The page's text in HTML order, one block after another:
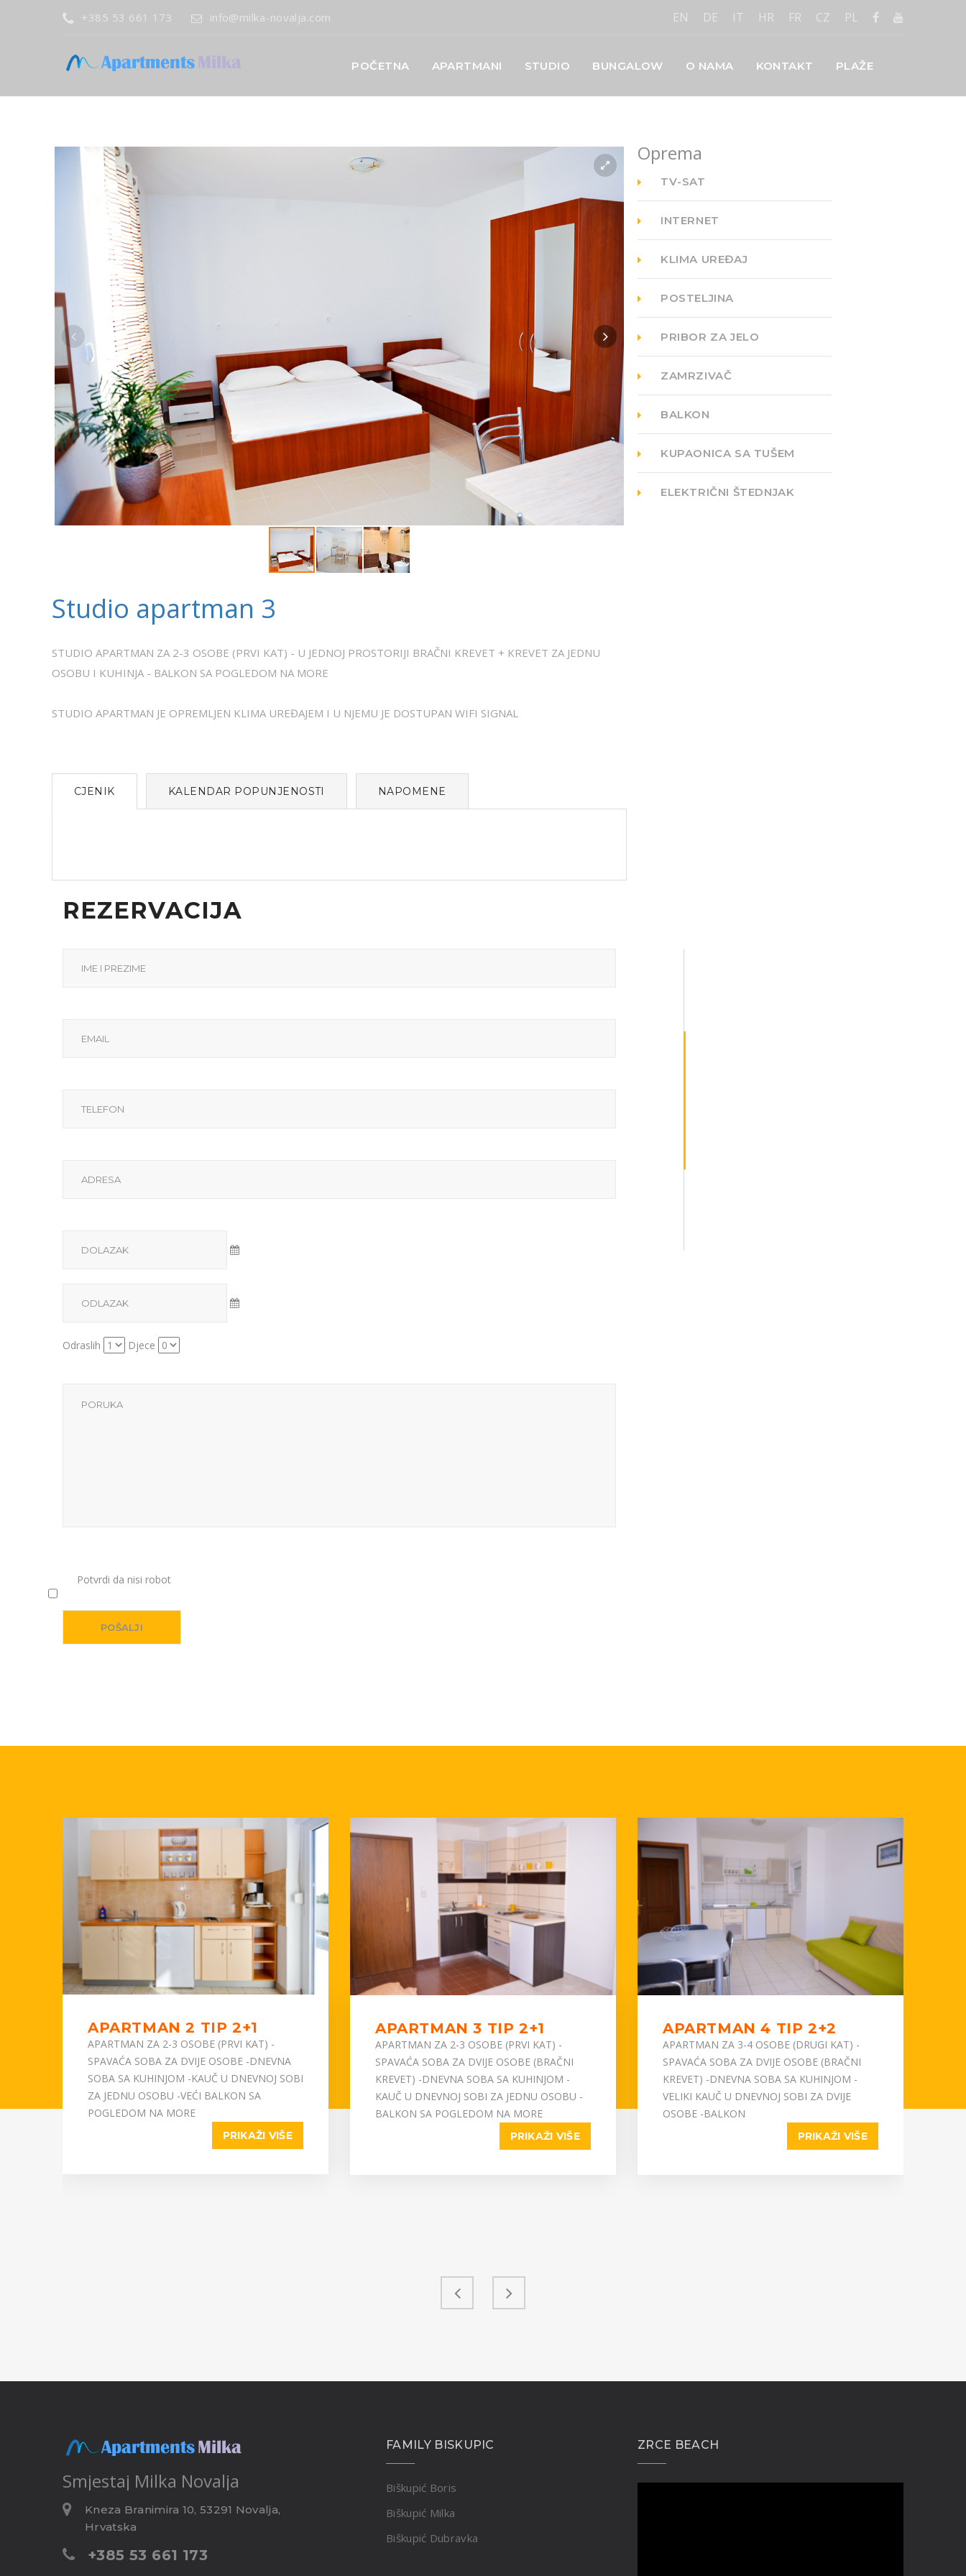
+385 53 661 173 info@milka-novalja.com EN DE IT HR FR CZ PL
POČETNA APARTMANI STUDIO BUNGALOW O NAMA KONTAKT PLAŽE
Studio apartman 3
STUDIO APARTMAN ZA 2-3 OSOBE (PRVI KAT) - U JEDNOJ PROSTORIJI BRAČNI KREVET + KREVET ZA JEDNU
OSOBU I KUHINJA - BALKON SA POGLEDOM NA MORE
STUDIO APARTMAN JE OPREMLJEN KLIMA UREĐAJEM I U NJEMU JE DOSTUPAN WIFI SIGNAL
CJENIK KALENDAR POPUNJENOSTI NAPOMENE
REZERVACIJA
Odraslih Djece
Potvrdi da nisi robot
Oprema
TV-SAT
INTERNET
KLIMA UREĐAJ
POSTELJINA
PRIBOR ZA JELO
ZAMRZIVAČ
BALKON
KUPAONICA SA TUŠEM
ELEKTRIČNI ŠTEDNJAK
APARTMAN 2 TIP 2+1
APARTMAN ZA 2-3 OSOBE (PRVI KAT) -
SPAVAĆA SOBA ZA DVIJE OSOBE -DNEVNA
SOBA SA KUHINJOM -KAUČ U DNEVNOJ SOBI
ZA JEDNU OSOBU -VEĆI BALKON SA
POGLEDOM NA MORE
PRIKAŽI VIŠE
APARTMAN 3 TIP 2+1
APARTMAN ZA 2-3 OSOBE (PRVI KAT) -
SPAVAĆA SOBA ZA DVIJE OSOBE (BRAČNI
KREVET) -DNEVNA SOBA SA KUHINJOM -
KAUČ U DNEVNOJ SOBI ZA JEDNU OSOBU -
BALKON SA POGLEDOM NA MORE
PRIKAŽI VIŠE
APARTMAN 4 TIP 2+2
APARTMAN ZA 3-4 OSOBE (DRUGI KAT) -
SPAVAĆA SOBA ZA DVIJE OSOBE (BRAČNI
KREVET) -DNEVNA SOBA SA KUHINJOM -
VELIKI KAUČ U DNEVNOJ SOBI ZA DVIJE
OSOBE -BALKON
PRIKAŽI VIŠE
Smjestaj Milka Novalja
Kneza Branimira 10, 53291 Novalja,
Hrvatska
+385 53 661 173
FAMILY BISKUPIC
Biškupić Boris
Biškupić Milka
Biškupić Dubravka
ZRCE BEACH